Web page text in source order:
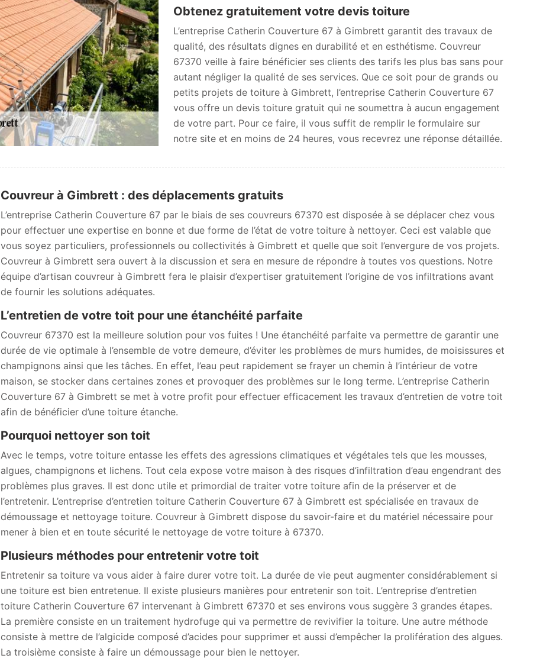
Obtenez gratuitement votre devis toiture
L’entreprise Catherin Couverture 67 à Gimbrett garantit des travaux de
qualité, des résultats dignes en durabilité et en esthétisme. Couvreur
67370 veille à faire bénéficier ses clients des tarifs les plus bas sans pour
autant négliger la qualité de ses services. Que ce soit pour de grands ou
petits projets de toiture à Gimbrett, l’entreprise Catherin Couverture 67
vous offre un devis toiture gratuit qui ne soumettra à aucun engagement
de votre part. Pour ce faire, il vous suffit de remplir le formulaire sur
notre site et en moins de 24 heures, vous recevrez une réponse détaillée.
Couvreur à Gimbrett : des déplacements gratuits
L’entreprise Catherin Couverture 67 par le biais de ses couvreurs 67370 est disposée à se déplacer chez vous
pour effectuer une expertise en bonne et due forme de l’état de votre toiture à nettoyer. Ceci est valable que
vous soyez particuliers, professionnels ou collectivités à Gimbrett et quelle que soit l’envergure de vos projets.
Couvreur à Gimbrett sera ouvert à la discussion et sera en mesure de répondre à toutes vos questions. Notre
équipe d’artisan couvreur à Gimbrett fera le plaisir d’expertiser gratuitement l’origine de vos infiltrations avant
de fournir les solutions adéquates.
L’entretien de votre toit pour une étanchéité parfaite
Couvreur 67370 est la meilleure solution pour vos fuites ! Une étanchéité parfaite va permettre de garantir une
durée de vie optimale à l’ensemble de votre demeure, d’éviter les problèmes de murs humides, de moisissures et
champignons ainsi que les tâches. En effet, l’eau peut rapidement se frayer un chemin à l’intérieur de votre
maison, se stocker dans certaines zones et provoquer des problèmes sur le long terme. L’entreprise Catherin
Couverture 67 à Gimbrett se met à votre profit pour effectuer efficacement les travaux d’entretien de votre toit
afin de bénéficier d’une toiture étanche.
Pourquoi nettoyer son toit
Avec le temps, votre toiture entasse les effets des agressions climatiques et végétales tels que les mousses,
algues, champignons et lichens. Tout cela expose votre maison à des risques d’infiltration d’eau engendrant des
problèmes plus graves. Il est donc utile et primordial de traiter votre toiture afin de la préserver et de
l’entretenir. L’entreprise d’entretien toiture Catherin Couverture 67 à Gimbrett est spécialisée en travaux de
démoussage et nettoyage toiture. Couvreur à Gimbrett dispose du savoir-faire et du matériel nécessaire pour
mener à bien et en toute sécurité le nettoyage de votre toiture à 67370.
Plusieurs méthodes pour entretenir votre toit
Entretenir sa toiture va vous aider à faire durer votre toit. La durée de vie peut augmenter considérablement si
une toiture est bien entretenue. Il existe plusieurs manières pour entretenir son toit. L’entreprise d’entretien
toiture Catherin Couverture 67 intervenant à Gimbrett 67370 et ses environs vous suggère 3 grandes étapes.
La première consiste en un traitement hydrofuge qui va permettre de revivifier la toiture. Une autre méthode
consiste à mettre de l’algicide composé d’acides pour supprimer et aussi d’empêcher la prolifération des algues.
La troisième consiste à faire un démoussage pour bien le nettoyer.